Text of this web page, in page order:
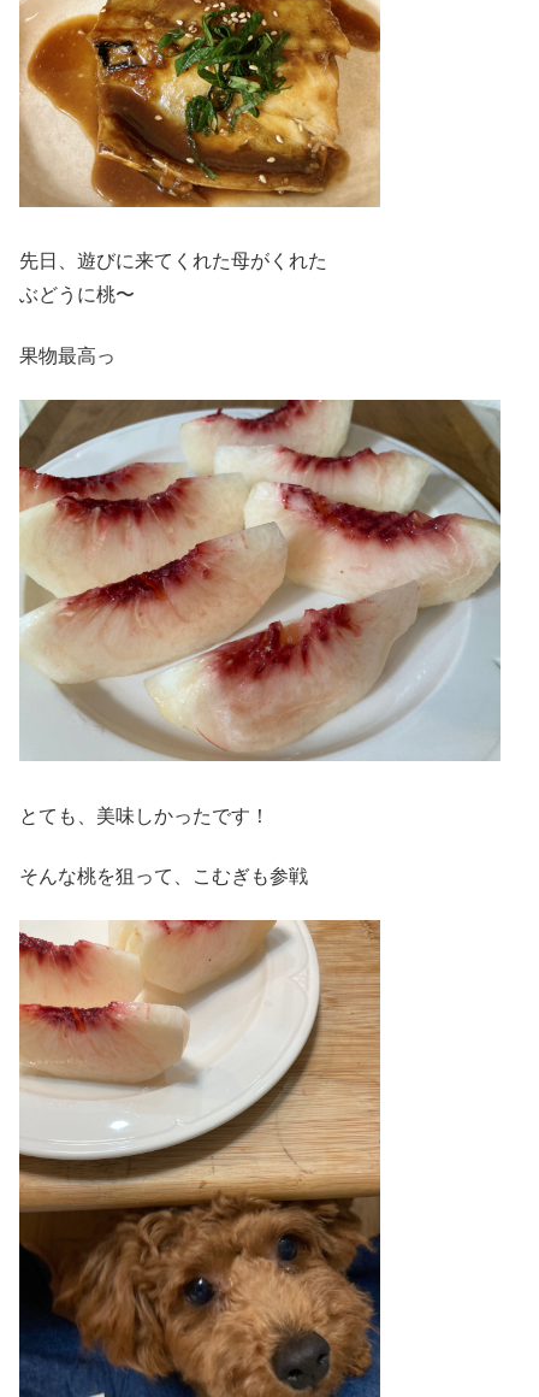
先日、遊びに来てくれた母がくれた
ぶどうに桃〜
果物最高っ
とても、美味しかったです！
そんな桃を狙って、こむぎも参戦